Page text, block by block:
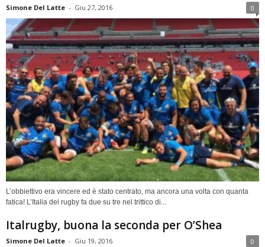
Simone Del Latte - Giu 27, 2016 0
L’obbiettivo era vincere ed è stato centrato, ma ancora una volta con quanta
fatica! L’Italia del rugby fa due su tre nel trittico di...
Italrugby, buona la seconda per O’Shea
Simone Del Latte - Giu 19, 2016 0